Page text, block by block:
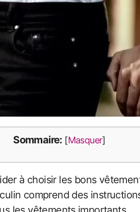
Sommaire: [Masquer]
comprend des